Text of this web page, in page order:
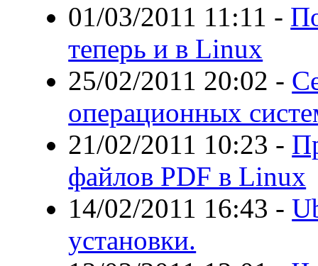
01/03/2011 11:11 -
теперь и в Linux
25/02/2011 20:02 -
операционных
21/02/2011 10:23 -
файлов PDF в Linux
14/02/2011 16:43 -
установки.